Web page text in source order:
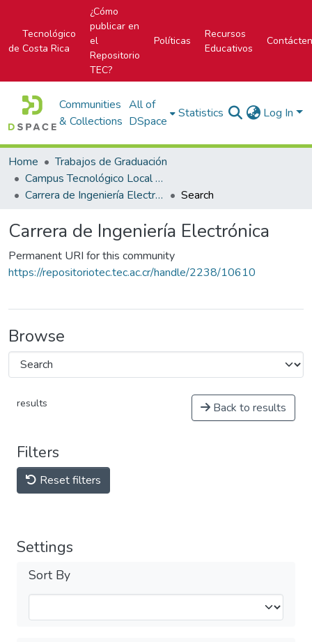
Tecnológico
de Costa Rica
¿Cómo
publicar en
el
Repositorio
TEC?
Políticas
Recursos
Educativos
Communities
& Collections
All of
DSpace
Statistics Log In
Home
Trabajos de Graduación
Campus Tecnológico Local San Carlos
Carrera de Ingeniería Electrónica
Search
Carrera de Ingeniería Electrónica
Permanent URI for this community
https://repositoriotec.tec.ac.cr/handle/2238/10610
Browse
results Back to results
Filters
Reset filters
Settings
Sort By